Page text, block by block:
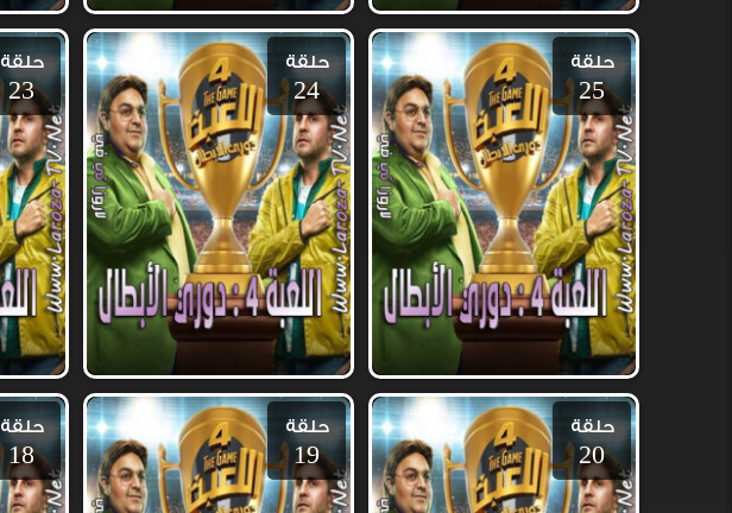
حلقة
25
حلقة
24
حلقة
23
حلقة
20
حلقة
19
حلقة
18